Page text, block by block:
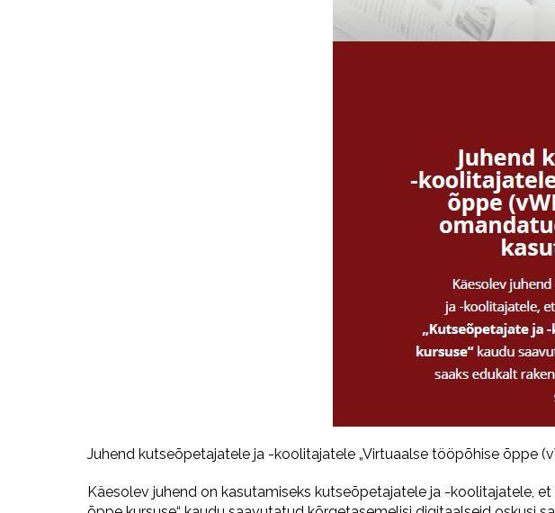
Juhend kutseõpetajatele ja -koolitajatele „Virtuaalse tööpõhise õppe
Käesolev juhend on kasutamiseks kutseõpetajatele ja -koolitajatele,